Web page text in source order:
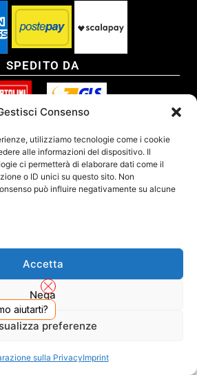
Consenso
utilizziamo tecnologie come i cookie
alle informazioni del dispositivo. Il
ci permetterà di elaborare dati come il
o ID unici su questo sito. Non
può influire negativamente su alcune
Accetta
Nega
preferenze
sulla PrivacyImprint
SPEDITO DA
- Viale Enrico Forlanini 23 - 20134 Milano (MI) - Italy
02681390809 - Numero REA MI-2640300 - Cap. Soc.
aiutarti?